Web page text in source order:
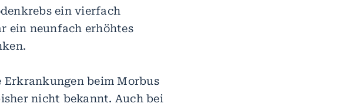
ein vierfach
ein neunfach erhöhtes
Erkrankungen beim Morbus
nicht bekannt. Auch bei